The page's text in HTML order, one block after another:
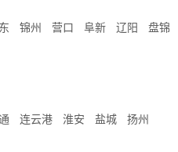
锦州 营口 阜新 辽阳 盘锦
连云港 淮安 盐城
扬州